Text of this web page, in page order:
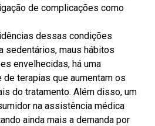
de complicações como
dessas condições
sedentários, maus hábitos
envelhecidas, há uma
terapias que aumentam os
do tratamento. Além disso, um
na assistência médica
ainda mais a demanda por